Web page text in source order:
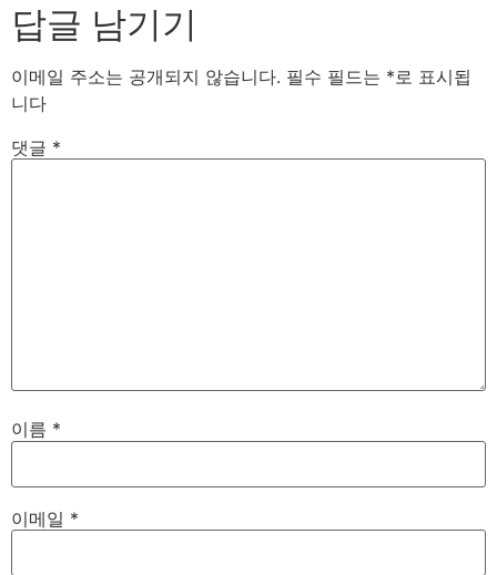
답글 남기기
이메일 주소는 공개되지 않습니다. 필수 필드는 *로 표시됩
니다
댓글 *
이름 *
이메일 *